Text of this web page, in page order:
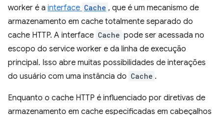
worker é a interface Cache , que é um mecanismo de
armazenamento em cache totalmente separado do
cache HTTP. A interface Cache pode ser acessada no
escopo do service worker e da linha de execução
principal. Isso abre muitas possibilidades de interações
do usuário com uma instância do Cache .
Enquanto o cache HTTP é influenciado por diretivas de
armazenamento em cache especificadas em cabeçalhos